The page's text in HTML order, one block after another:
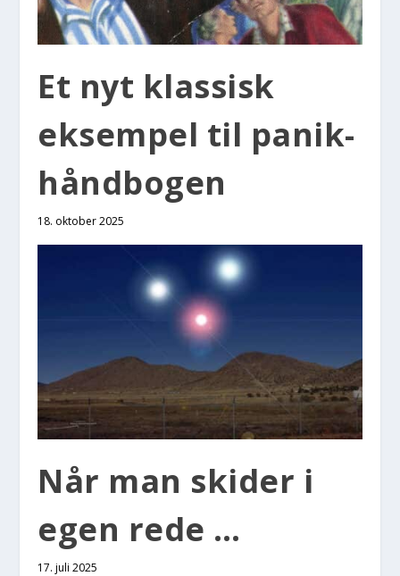
Et nyt klas­sisk
eksem­pel til panik-
hånd­bo­gen
18. oktober 2025
Når man ski­der i
egen rede …
17. juli 2025